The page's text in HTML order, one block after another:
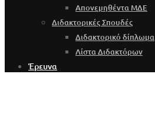
Απονεμηθέντα ΜΔΕ
Διδακτορικές Σπουδές
Διδακτορικό δίπλωμα
Λίστα Διδακτόρων
Έρευνα